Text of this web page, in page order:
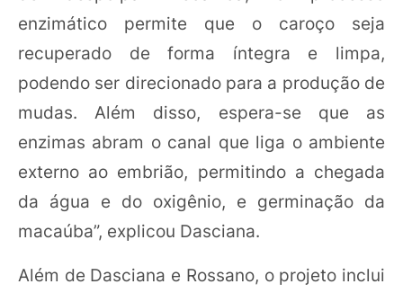
enzimático permite que o caroço seja
recuperado de forma íntegra e limpa,
podendo ser direcionado para a produção de
mudas. Além disso, espera-se que as
enzimas abram o canal que liga o ambiente
externo ao embrião, permitindo a chegada
da água e do oxigênio, e germinação da
macaúba”, explicou Dasciana.
Além de Dasciana e Rossano, o projeto inclui